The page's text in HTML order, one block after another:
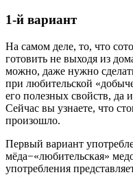
1-й вариант
На самом деле, то, что
готовить не выходя из
можно, даже нужно
при любительской
его полезных свойств, да
Сейчас вы узнаете, что
произошло.
Первый вариант
мёда−«любительская»
употребления